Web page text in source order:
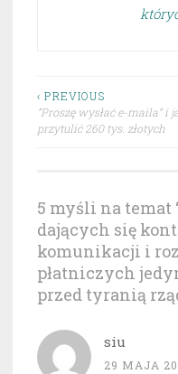
Nawigacja
wpisu
‹ PREVIOUS
”Proszę wysłać e-maila” i
przytulić 260 tys. złotych
5 myśli na temat
dających się
komunikacji i
płatniczych
przed tyranią
siu
29 MAJA